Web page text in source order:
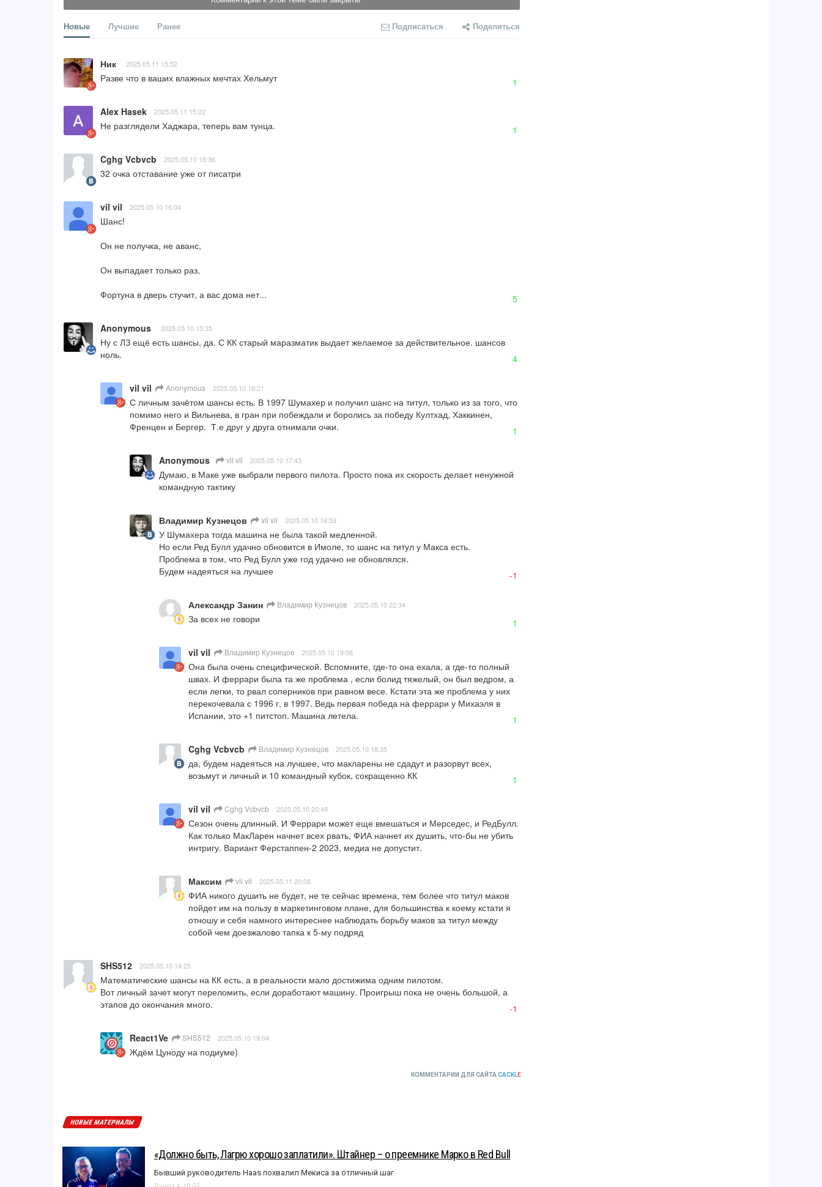
Новые Лучшие Ранее Подписаться Поделиться
Ник 2025.05.11 15:52
Разве что в ваших влажных мечтах Хельмут 1
Alex Hasek 2025.05.11 15:22
Не разглядели Хаджара, теперь вам тунца. 1
Cghg Vcbvcb 2025.05.10 18:36
32 очка отставание уже от писатри
vil vil 2025.05.10 16:04
Шанс!
Он не получка, не аванс,
Он выпадает только раз,
Фортуна в дверь стучит, а вас дома нет...
5
Anonymous 2025.05.10 15:35
Ну с ЛЗ ещё есть шансы, да. С КК старый маразматик выдает желаемое за действительное. шансов
ноль.
4
vil vil Anonymous 2025.05.10 16:21
С личным зачётом шансы есть. В 1997 Шумахер и получил шанс на титул, только из за того, что
помимо него и Вильнева, в гран при побеждали и боролись за победу Култхад, Хаккинен,
Френцен и Бергер.  Т.е друг у друга отнимали очки.
1
Anonymous vil vil 2025.05.10 17:43
Думаю, в Маке уже выбрали первого пилота. Просто пока их скорость делает ненужной
командную тактику
Владимир Кузнецов vil vil 2025.05.10 16:53
У Шумахера тогда машина не была такой медленной.
Но если Ред Булл удачно обновится в Имоле, то шанс на титул у Макса есть.
Проблема в том, что Ред Булл уже год удачно не обновлялся.
Будем надеяться на лучшее
-1
Александр Занин Владимир Кузнецов 2025.05.10 22:34
За всех не говори 1
vil vil Владимир Кузнецов 2025.05.10 19:06
Она была очень специфической. Вспомните, где-то она ехала, а где-то полный
швах. И феррари была та же проблема , если болид тяжелый, он был ведром, а
если легки, то рвал соперников при равном весе. Кстати эта же проблема у них
перекочевала с 1996 г, в 1997. Ведь первая победа на феррари у Михаэля в
Испании, это +1 питстоп. Машина летела.
1
Cghg Vcbvcb Владимир Кузнецов 2025.05.10 18:35
да, будем надеяться на лучшее, что макларены не сдадут и разорвут всех,
возьмут и личный и 10 командный кубок, сокращенно КК
1
vil vil Cghg Vcbvcb 2025.05.10 20:49
Сезон очень длинный. И Феррари может еще вмешаться и Мерседес, и РедБулл.
Как только МакЛарен начнет всех рвать, ФИА начнет их душить, что-бы не убить
интригу. Вариант Ферстаппен-2 2023, медиа не допустит.
Максим vil vil 2025.05.11 20:08
ФИА никого душить не будет, не те сейчас времена, тем более что титул маков
пойдет им на пользу в маркетинговом плане, для большинства к коему кстати я
отношу и себя намного интереснее наблюдать борьбу маков за титул между
собой чем доезжалово тапка к 5-му подряд
SHS512 2025.05.10 14:25
Математические шансы на КК есть, а в реальности мало достижима одним пилотом.
Вот личный зачет могут переломить, если доработают машину. Проигрыш пока не очень большой, а
этапов до окончания много.
-1
React1Ve SHS512 2025.05.10 19:04
Ждём Цуноду на подиуме)
КОММЕНТАРИИ ДЛЯ САЙТА CACKLE
НОВЫЕ МАТЕРИАЛЫ
«Должно быть, Лагрю хорошо заплатили». Штайнер – о преемнике Марко в Red Bull
Бывший руководитель Haas похвалил Мекиса за отличный шаг